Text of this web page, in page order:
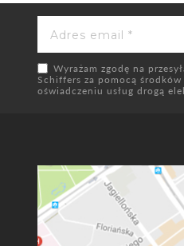
Wyrażam zgodę na
Schiffers za pomocą
oświadczeniu usług drogą